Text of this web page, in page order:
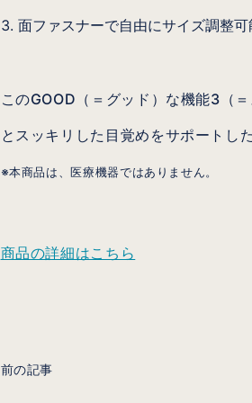
面ファスナーで自由にサイズ調整可
このGOOD（＝グッド）な機能3（
とスッキリした目覚めをサポートし
※本商品は、医療機器ではありません。
商品の詳細はこちら
前の記事